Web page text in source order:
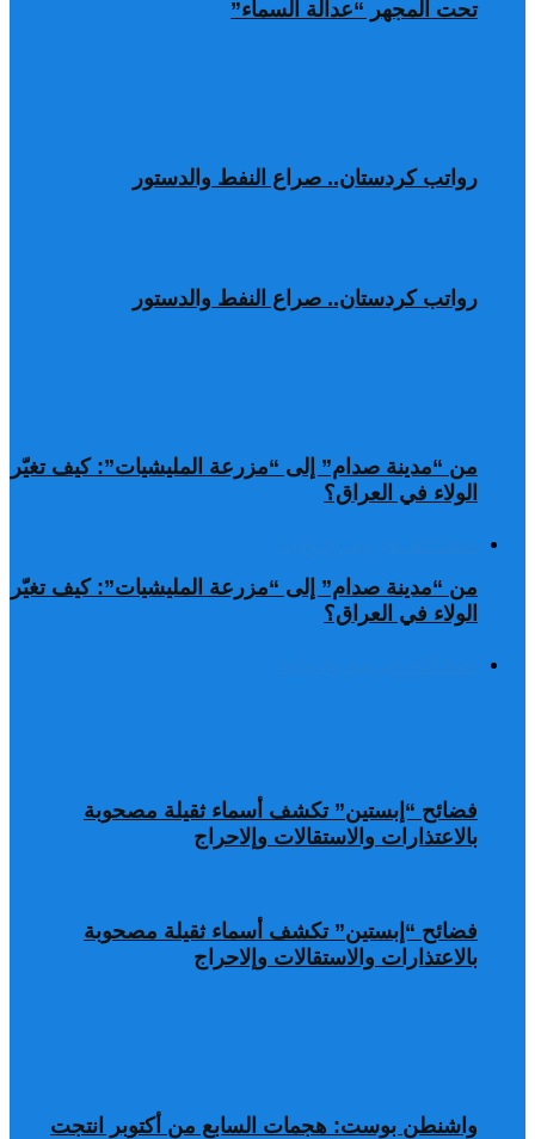
رواتب كردستان.. صراع النفط والدستور
من “مدينة صدام” إلى “مزرعة المليشيات”: كيف تغيّر
الولاء في العراق؟
فضائح “إبستين” تكشف أسماء ثقيلة مصحوبة
بالاعتذارات والاستقالات وإلاحراج
واشنطن بوست: هجمات السابع من أكتوبر انتجت
تحت المجهر “عدالة السماء”
رواتب كردستان.. صراع النفط والدستور
من “مدينة صدام” إلى “مزرعة المليشيات”: كيف تغيّر
الولاء في العراق؟
فضائح “إبستين” تكشف أسماء ثقيلة مصحوبة
بالاعتذارات والاستقالات وإلاحراج